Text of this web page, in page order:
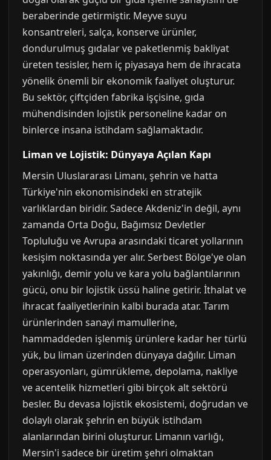
beraberinde getirmiştir. Meyve suyu
konsantreleri, salça, konserve ürünler,
dondurulmuş gıdalar ve paketlenmiş bakliyat
üreten tesisler, hem iç piyasaya hem de ihracata
yönelik önemli bir ekonomik faaliyet oluşturur.
Bu sektör, çiftçiden fabrika işçisine, gıda
mühendisinden lojistik personeline kadar on
binlerce insana istihdam sağlamaktadır.
Liman ve Lojistik: Dünyaya Açılan Kapı
Mersin Uluslararası Limanı, şehrin ve hatta
Türkiye'nin ekonomisindeki en stratejik
varlıklardan biridir. Sadece Akdeniz'in değil, aynı
zamanda Orta Doğu, Bağımsız Devletler
Topluluğu ve Avrupa arasındaki ticaret yollarının
kesişim noktasında yer alır. Serbest Bölge'ye olan
yakınlığı, demir yolu ve kara yolu bağlantılarının
gücü, onu bir lojistik üssü haline getirir. İthalat ve
ihracat faaliyetlerinin kalbi burada atar. Tarım
ürünlerinden sanayi mamullerine,
hammaddeden işlenmiş ürünlere kadar her türlü
yük, bu liman üzerinden dünyaya dağılır. Liman
operasyonları, gümrükleme, depolama, nakliye
ve acentelik hizmetleri gibi birçok alt sektörü
besler. Bu devasa lojistik ekosistemi, doğrudan ve
dolaylı olarak şehrin en büyük istihdam
alanlarından birini oluşturur. Limanın varlığı,
Mersin'i sadece bir üretim şehri olmaktan